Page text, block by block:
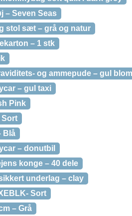
– Seven Seas
stol sæt – grå og natur
– 1 stk
og ammepude – gul
– gul taxi
Pink
Sort
Blå
– donutbil
konge – 40 dele
underlag – clay
Sort
– Grå